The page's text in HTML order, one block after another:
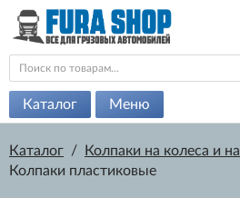
Каталог Меню
Каталог / Колпаки на колеса и
Колпаки пластиковые